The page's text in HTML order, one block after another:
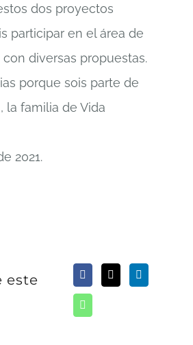
dos proyectos
participar en el área de
diversas propuestas.
porque sois parte de
la familia de Vida
2021.
este